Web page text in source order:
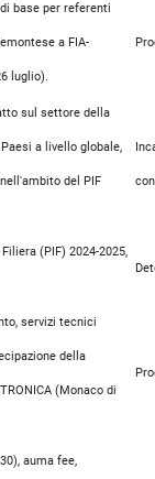
base per referenti
a FIA-
luglio).
sul settore della
a livello globale,
del PIF
(PIF) 2024-2025,
servizi tecnici
della
(Monaco di
auma fee,